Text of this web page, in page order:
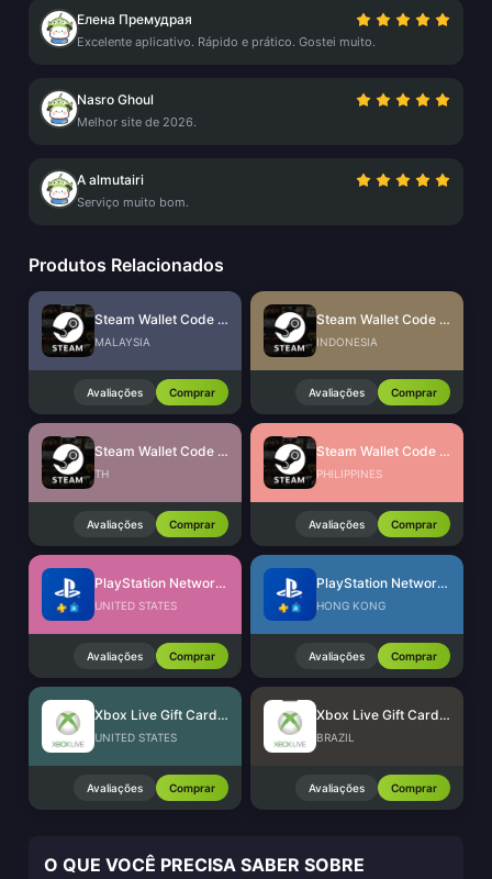
Елена Премудрая
Excelente aplicativo. Rápido e prático. Gostei muito.
Nasro Ghoul
Melhor site de 2026.
A almutairi
Serviço muito bom.
Produtos Relacionados
Steam Wallet Code (MYR)
MALAYSIA
Avaliações Comprar
Steam Wallet Code (IDR)
INDONESIA
Avaliações Comprar
Steam Wallet Code (THB)
TH
Avaliações Comprar
Steam Wallet Code (PHP)
PHILIPPINES
Avaliações Comprar
PlayStation Network Card (US)
UNITED STATES
Avaliações Comprar
PlayStation Network Card (HK)
HONG KONG
Avaliações Comprar
Xbox Live Gift Card (US)
UNITED STATES
Avaliações Comprar
Xbox Live Gift Card (BR)
BRAZIL
Avaliações Comprar
O QUE VOCÊ PRECISA SABER SOBRE